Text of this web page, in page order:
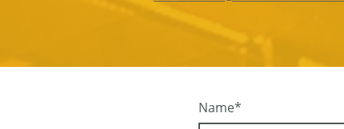
Name*